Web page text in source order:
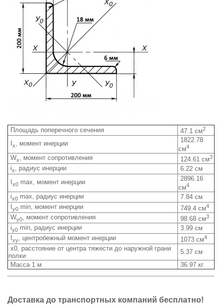
Площадь поперечного сечения 47.1 см2
x, момент инерции
1822.78
см4
Wx, момент сопротивления 124.61 см3
ix, радиус инерции
6.22 см
x0 max, момент инерции
2896.16
см4
ix0 max, радиус инерции
7.84 см
y0 min, момент инерции 749.4 см4
Wy0, момент сопротивления 98.68 см3
iy0 min, радиус инерции
3.99 см
xy, центробежный момент инерции 1073 см4
x0, расстояние от центра тяжести до наружной грани
полки
5.37 см
Масса 1 м
36.97 кг
Доставка до транспортных компаний бесплатно!